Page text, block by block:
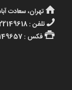
تهران، سعادت آباد، بلوار
تلفن : 22149618 – 021
فکس : 22149657 – 021